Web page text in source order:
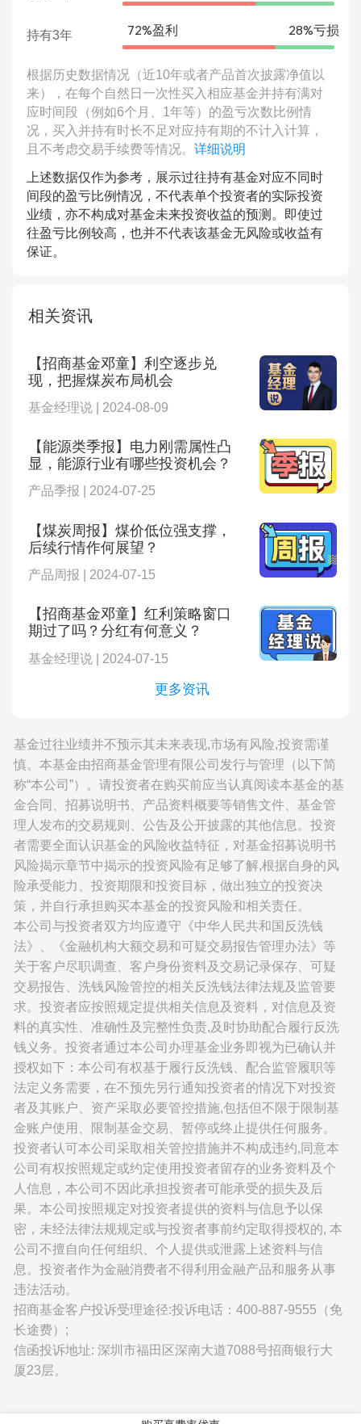
持有3年 72%盈利 28%亏损
根据历史数据情况（近10年或者产品首次披露净值以
来），在每个自然日一次性买入相应基金并持有满对
应时间段（例如6个月、1年等）的盈亏次数比例情
况，买入并持有时长不足对应持有期的不计入计算，
且不考虑交易手续费等情况。 详细说明
上述数据仅作为参考，展示过往持有基金对应不同时
间段的盈亏比例情况，不代表单个投资者的实际投资
业绩，亦不构成对基金未来投资收益的预测。即使过
往盈亏比例较高，也并不代表该基金无风险或收益有
保证。
相关资讯
【招商基金邓童】利空逐步兑
现，把握煤炭布局机会
基金经理说 | 2024-08-09
【能源类季报】电力刚需属性凸
显，能源行业有哪些投资机会？
产品季报 | 2024-07-25
【煤炭周报】煤价低位强支撑，
后续行情作何展望？
产品周报 | 2024-07-15
【招商基金邓童】红利策略窗口
期过了吗？分红有何意义？
基金经理说 | 2024-07-15
更多资讯
基金过往业绩并不预示其未来表现,市场有风险,投资需谨
慎。本基金由招商基金管理有限公司发行与管理（以下简
称“本公司”）。请投资者在购买前应当认真阅读本基金的基
金合同、招募说明书、产品资料概要等销售文件、基金管
理人发布的交易规则、公告及公开披露的其他信息。投资
者需要全面认识基金的风险收益特征，对基金招募说明书
风险揭示章节中揭示的投资风险有足够了解,根据自身的风
险承受能力、投资期限和投资目标，做出独立的投资决
策，并自行承担购买本基金的投资风险和相关责任。
本公司与投资者双方均应遵守《中华人民共和国反洗钱
法》、《金融机构大额交易和可疑交易报告管理办法》等
关于客户尽职调查、客户身份资料及交易记录保存、可疑
交易报告、洗钱风险管控的相关反洗钱法律法规及监管要
求。投资者应按照规定提供相关信息及资料，对信息及资
料的真实性、准确性及完整性负责,及时协助配合履行反洗
钱义务。投资者通过本公司办理基金业务即视为已确认并
授权如下：本公司有权基于履行反洗钱、配合监管履职等
法定义务需要，在不预先另行通知投资者的情况下对投资
者及其账户、资产采取必要管控措施,包括但不限于限制基
金账户使用、限制基金交易、暂停或终止提供任何服务。
投资者认可本公司采取相关管控措施并不构成违约,同意本
公司有权按照规定或约定使用投资者留存的业务资料及个
人信息，本公司不因此承担投资者可能承受的损失及后
果。本公司按照规定对投资者提供的资料与信息予以保
密，未经法律法规规定或与投资者事前约定取得授权的, 本
公司不擅自向任何组织、个人提供或泄露上述资料与信
息。投资者作为金融消费者不得利用金融产品和服务从事
违法活动。
招商基金客户投诉受理途径:投诉电话：400-887-9555（免
长途费）;
信函投诉地址: 深圳市福田区深南大道7088号招商银行大
厦23层。